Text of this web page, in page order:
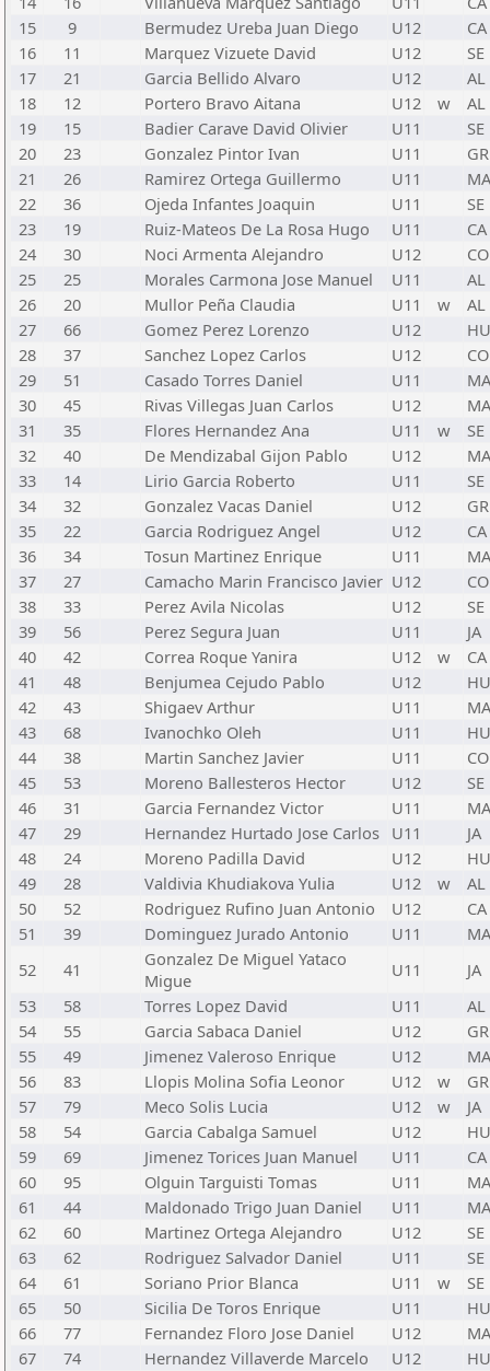
15
9 Bermudez Ureba Juan Diego U12
CA
16
11 Marquez Vizuete David U12
SE
17
21 Garcia Bellido Alvaro U12
AL
18
12 Portero Bravo Aitana U12 w
AL
19
15 Badier Carave David Olivier U11
SE
20
23 Gonzalez Pintor Ivan U11
GR
21
26 Ramirez Ortega Guillermo U11
MA
22
36 Ojeda Infantes Joaquin U11
SE
23
19 Ruiz-Mateos De La Rosa Hugo U11
CA
24
30 Noci Armenta Alejandro U12
CO
25
25 Morales Carmona Jose Manuel U11
AL
26
20 Mullor Peña Claudia U11 w
AL
27
66 Gomez Perez Lorenzo U12
HU
28
37 Sanchez Lopez Carlos U12
CO
29
51 Casado Torres Daniel U11
MA
30
45 Rivas Villegas Juan Carlos U12
MA
31
35 Flores Hernandez Ana U11 w
SE
32
40 De Mendizabal Gijon Pablo U12
MA
33
14 Lirio Garcia Roberto U11
SE
34
32 Gonzalez Vacas Daniel U12
GR
35
22 Garcia Rodriguez Angel U12
CA
36
34 Tosun Martinez Enrique U11
MA
37
27 Camacho Marin Francisco Javier U12
CO
38
33 Perez Avila Nicolas U12
SE
39
56 Perez Segura Juan U11
JA
40
42 Correa Roque Yanira U12 w
CA
41
48 Benjumea Cejudo Pablo U12
HU
42
43 Shigaev Arthur U11
MA
43
68 Ivanochko Oleh U11
HU
44
38 Martin Sanchez Javier U11
CO
45
53 Moreno Ballesteros Hector U12
SE
46
31 Garcia Fernandez Victor U11
MA
47
29 Hernandez Hurtado Jose Carlos U11
JA
48
24 Moreno Padilla David U12
HU
49
28 Valdivia Khudiakova Yulia U12 w
AL
50
52 Rodriguez Rufino Juan Antonio U12
CA
51
39 Dominguez Jurado Antonio U11
MA
52
41
Gonzalez De Miguel Yataco
Migue
U11
JA
53
58 Torres Lopez David U11
AL
54
55 Garcia Sabaca Daniel U12
GR
55
49 Jimenez Valeroso Enrique U12
MA
56
83 Llopis Molina Sofia Leonor U12 w
GR
57
79 Meco Solis Lucia U12 w
JA
58
54 Garcia Cabalga Samuel U12
HU
59
69 Jimenez Torices Juan Manuel U11
CA
60
95 Olguin Targuisti Tomas U11
MA
61
44 Maldonado Trigo Juan Daniel U11
MA
62
60 Martinez Ortega Alejandro U12
SE
63
62 Rodriguez Salvador Daniel U11
SE
64
61 Soriano Prior Blanca U11 w
SE
65
50 Sicilia De Toros Enrique U11
HU
66
77 Fernandez Floro Jose Daniel U12
MA
67
74 Hernandez Villaverde Marcelo U12
HU